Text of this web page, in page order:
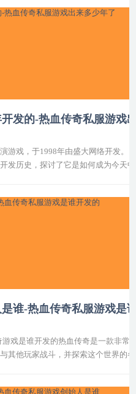
发的-热血传奇私服游戏
游戏，于1998年由盛大网络开发
发历史，探讨了它是如何成为今天中
谁-热血传奇私服游戏是
戏是谁开发的热血传奇是一款非
其他玩家战斗，并探索这个世界的